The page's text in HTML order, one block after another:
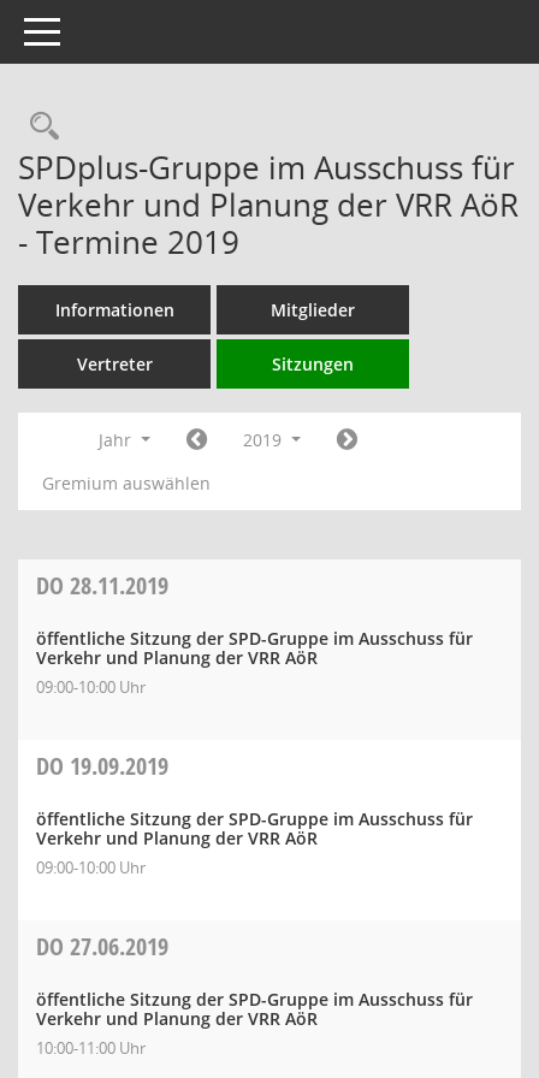
Toggle navigation
Rechercheauswahl
SPDplus-Gruppe im Ausschuss für
Verkehr und Planung der VRR AöR
- Termine 2019
Informationen Mitglieder
Vertreter Sitzungen
Jahr
2019
Gremium auswählen
DO 28.11.2019
öffentliche Sitzung der SPD-Gruppe im Ausschuss für
Verkehr und Planung der VRR AöR
09:00-10:00 Uhr
DO 19.09.2019
öffentliche Sitzung der SPD-Gruppe im Ausschuss für
Verkehr und Planung der VRR AöR
09:00-10:00 Uhr
DO 27.06.2019
öffentliche Sitzung der SPD-Gruppe im Ausschuss für
Verkehr und Planung der VRR AöR
10:00-11:00 Uhr